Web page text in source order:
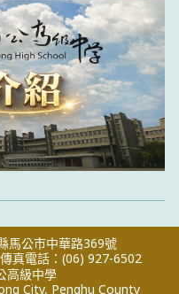
馬公市中華路369號
傳真電話：(06) 927-6502
高級中學
City, Penghu County